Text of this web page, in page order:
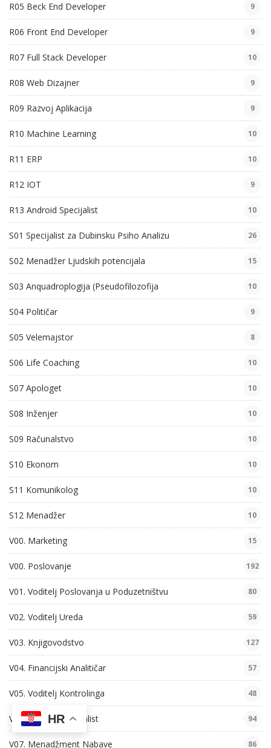
R05 Beck End Developer 9
R06 Front End Developer 9
R07 Full Stack Developer 10
R08 Web Dizajner 9
R09 Razvoj Aplikacija 9
R10 Machine Learning 10
R11 ERP 10
R12 IOT 9
R13 Android Specijalist 10
S01 Specijalist za Dubinsku Psiho Analizu 26
S02 Menadžer Ljudskih potencijala 15
S03 Anquadroplogija (Pseudofilozofija 10
S04 Političar 9
S05 Velemajstor 8
S06 Life Coaching 10
S07 Apologet 10
S08 Inženjer 10
S09 Računalstvo 10
S10 Ekonom 10
S11 Komunikolog 10
S12 Menadžer 10
V00. Marketing 15
V00. Poslovanje 192
V01. Voditelj Poslovanja u Poduzetništvu 80
V02. Voditelj Ureda 59
V03. Knjigovodstvo 127
V04. Financijski Analitičar 57
V05. Voditelj Kontrolinga 48
V06. Porezni Specijalist 94
V07. Menadžment Nabave 86
HR